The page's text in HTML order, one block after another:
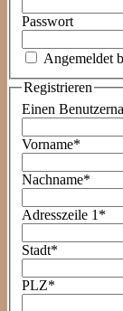
Passwort
Angemeldet
Registrieren
Einen
Vorname*
Nachname*
Adresszeile 1 *
Stadt*
PLZ*